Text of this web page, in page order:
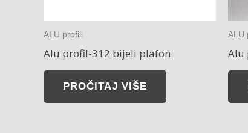
ALU profili
Alu profil-312 bijeli plafon
PROČITAJ VIŠE
ALU
Alu